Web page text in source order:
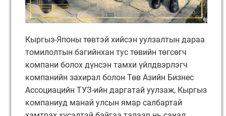
Кыргыз-Японы төвтэй хийсэн уулзалтын дараа
томилолтын багийнхан тус төвийн төгсөгч
компани болох дүнсэн тамхи үйлдвэрлэгч
компанийн захирал болон Төв Азийн Бизнес
Ассоциацийн ТУЗ-ийн даргатай уулзаж, Кыргыз
компаниуд манай улсын ямар салбартай